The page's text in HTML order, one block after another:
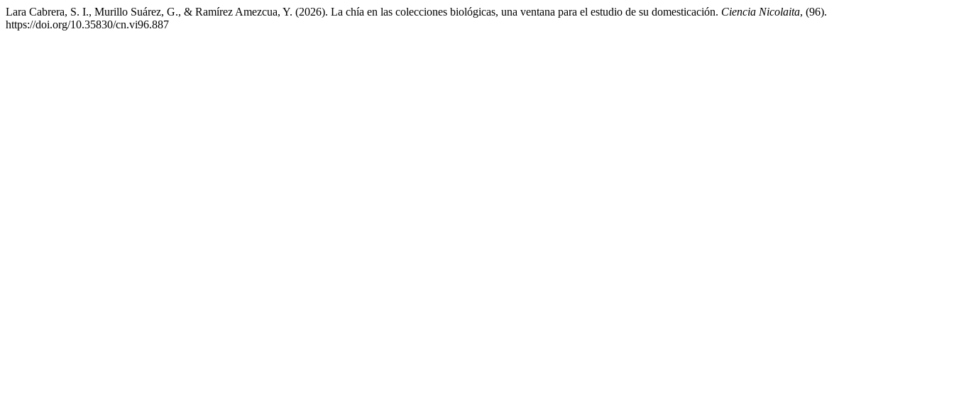
Lara Cabrera, S. I., Murillo Suárez, G., & Ramírez Amezcua, Y. (2026). La chía en las colecciones biológicas, una ventana para el estudio de su domesticación. Ciencia Nicolaita, (96).
https://doi.org/10.35830/cn.vi96.887